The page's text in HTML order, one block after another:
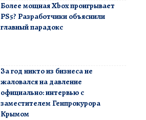
Более мощная Xbox проигрывает
PS5? Разработчики объяснили
главный парадокс
За год никто из бизнеса не
жаловался на давление
официально: интервью с
заместителем Генпрокурора
Крымом